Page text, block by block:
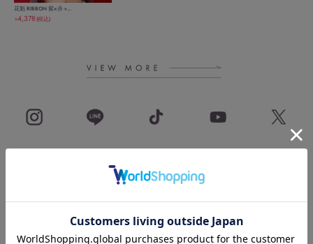
花魁 RIBBON 紫×赤 v...
￥4,378(税込)